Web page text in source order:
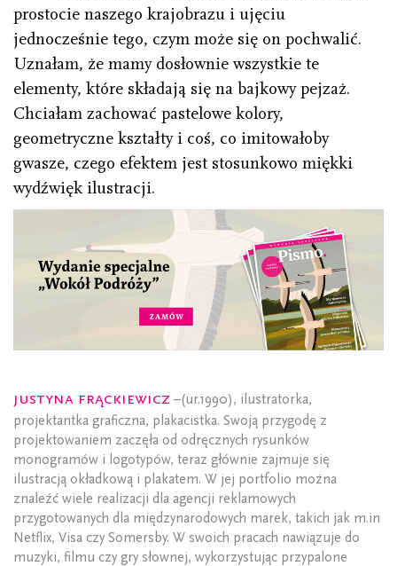
prostocie naszego krajobrazu i ujęciu
jednocześnie tego, czym może się on pochwalić.
Uznałam, że mamy dosłownie wszystkie te
elementy, które składają się na bajkowy pejzaż.
Chciałam zachować pastelowe kolory,
geometryczne kształty i coś, co imitowałoby
gwasze, czego efektem jest stosunkowo miękki
wydźwięk ilustracji.
Justyna Frąckiewicz –(ur.1990), ilustratorka,
projektantka graficzna, plakacistka. Swoją przygodę z
projektowaniem zaczęła od odręcznych rysunków
monogramów i logotypów, teraz głównie zajmuje się
ilustracją okładkową i plakatem. W jej portfolio można
znaleźć wiele realizacji dla agencji reklamowych
przygotowanych dla międzynarodowych marek, takich jak m.in
Netflix, Visa czy Somersby. W swoich pracach nawiązuje do
muzyki, filmu czy gry słownej, wykorzystując przypalone